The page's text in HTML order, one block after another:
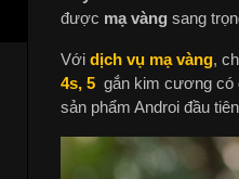
được mạ vàng sang
Vớidịch vụ mạ vàng,
4s, 5gắn kim cương có
sản phẩm Androi đầu